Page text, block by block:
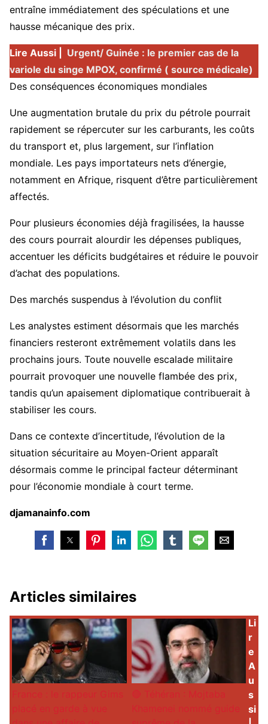
entraîne immédiatement des spéculations et une
hausse mécanique des prix.
Lire Aussi |
Urgent/ Guinée : le premier cas de la
variole du singe MPOX, confirmé ( source médicale)
Des conséquences économiques mondiales
Une augmentation brutale du prix du pétrole pourrait
rapidement se répercuter sur les carburants, les coûts
du transport et, plus largement, sur l’inflation
mondiale. Les pays importateurs nets d’énergie,
notamment en Afrique, risquent d’être particulièrement
affectés.
Pour plusieurs économies déjà fragilisées, la hausse
des cours pourrait alourdir les dépenses publiques,
accentuer les déficits budgétaires et réduire le pouvoir
d’achat des populations.
Des marchés suspendus à l’évolution du conflit
Les analystes estiment désormais que les marchés
financiers resteront extrêmement volatils dans les
prochains jours. Toute nouvelle escalade militaire
pourrait provoquer une nouvelle flambée des prix,
tandis qu’un apaisement diplomatique contribuerait à
stabiliser les cours.
Dans ce contexte d’incertitude, l’évolution de la
situation sécuritaire au Moyen-Orient apparaît
désormais comme le principal facteur déterminant
pour l’économie mondiale à court terme.
djamanainfo.com
Articles similaires
France : le rappeur Gims
placé en garde à vue
🔴 Téhéran : Mojtaba
Khamenei nommé guide
Li
r
e
A
u
s
si